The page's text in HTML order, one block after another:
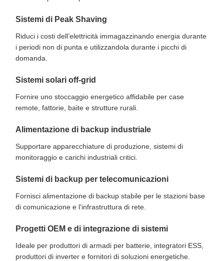
Sistemi di Peak Shaving
Riduci i costi dell’elettricità immagazzinando energia durante
i periodi non di punta e utilizzandola durante i picchi di
domanda.
Sistemi solari off-grid
Fornire uno stoccaggio energetico affidabile per case
remote, fattorie, baite e strutture rurali.
Alimentazione di backup industriale
Supportare apparecchiature di produzione, sistemi di
monitoraggio e carichi industriali critici.
Sistemi di backup per telecomunicazioni
Fornisci alimentazione di backup stabile per le stazioni base
di comunicazione e l'infrastruttura di rete.
Progetti OEM e di integrazione di sistemi
Ideale per produttori di armadi per batterie, integratori ESS,
produttori di inverter e fornitori di soluzioni energetiche.